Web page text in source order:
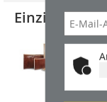
Einzigartige